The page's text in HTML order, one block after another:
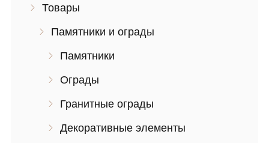
Товары
Памятники и ограды
Памятники
Ограды
Гранитные ограды
Декоративные элементы